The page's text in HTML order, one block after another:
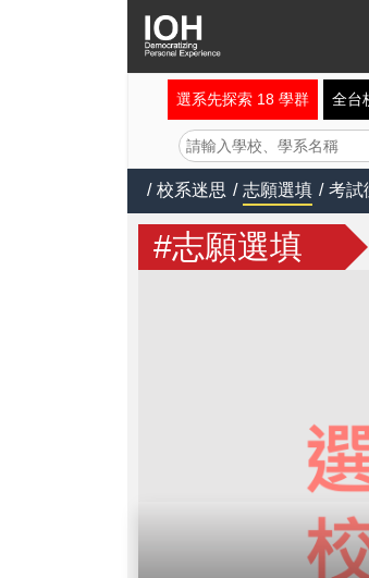
選系先探索 18 學群 全台
/ 校系迷思 / 志願選填 / 考試
#志願選填